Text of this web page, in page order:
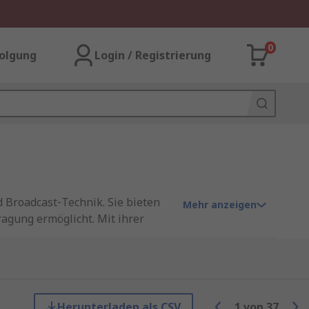
Login / Registrierung
0
Sie bieten
ermöglicht. Mit ihrer
Bauformen, darunter
als auch XLR Buchse
Mehr anzeigen